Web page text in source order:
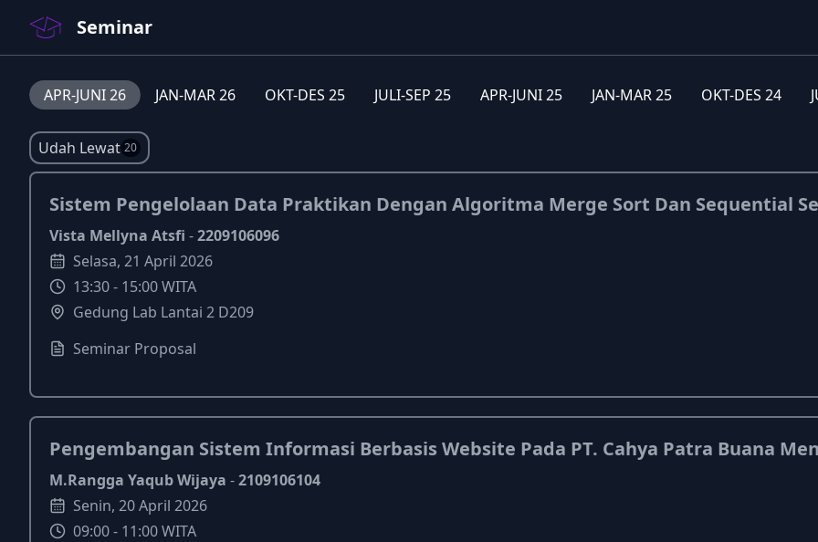
Seminar
APR-JUNI 26 JAN-MAR 26 OKT-DES 25 JULI-SEP 25 APR-JUNI 25 JAN-MAR 25 OKT-DES 24
Udah Lewat 20
Sistem Pengelolaan Data Praktikan Dengan Algoritma Merge Sort Dan Sequential
Vista Mellyna Atsfi -2209106096
Selasa, 21 April 2026
13:30- 15:00WITA
Gedung Lab Lantai 2 D209
Seminar Proposal
Pengembangan Sistem Informasi Berbasis Website Pada PT. Cahya Patra Buana
M.Rangga Yaqub Wijaya -2109106104
Senin, 20April 2026
09:00- 11:00WITA